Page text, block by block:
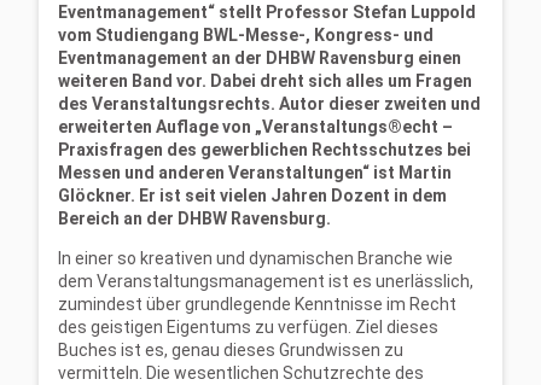
Eventmanagement“ stellt Professor Stefan Luppold
vom Studiengang BWL-Messe-, Kongress- und
Eventmanagement an der DHBW Ravensburg einen
weiteren Band vor. Dabei dreht sich alles um Fragen
des Veranstaltungsrechts. Autor dieser zweiten und
erweiterten Auflage von „Veranstaltungs®echt –
Praxisfragen des gewerblichen Rechtsschutzes bei
Messen und anderen Veranstaltungen“ ist Martin
Glöckner. Er ist seit vielen Jahren Dozent in dem
Bereich an der DHBW Ravensburg.
In einer so kreativen und dynamischen Branche wie
dem Veranstaltungsmanagement ist es unerlässlich,
zumindest über grundlegende Kenntnisse im Recht
des geistigen Eigentums zu verfügen. Ziel dieses
Buches ist es, genau dieses Grundwissen zu
vermitteln. Die wesentlichen Schutzrechte des